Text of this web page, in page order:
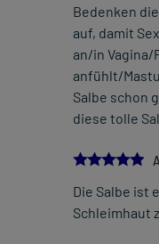
Bedenken
auf, damit
an/in Vagina/
anfühlt/
Salbe schon
diese tolle
5.0
Die Salbe ist
Schleimhaut